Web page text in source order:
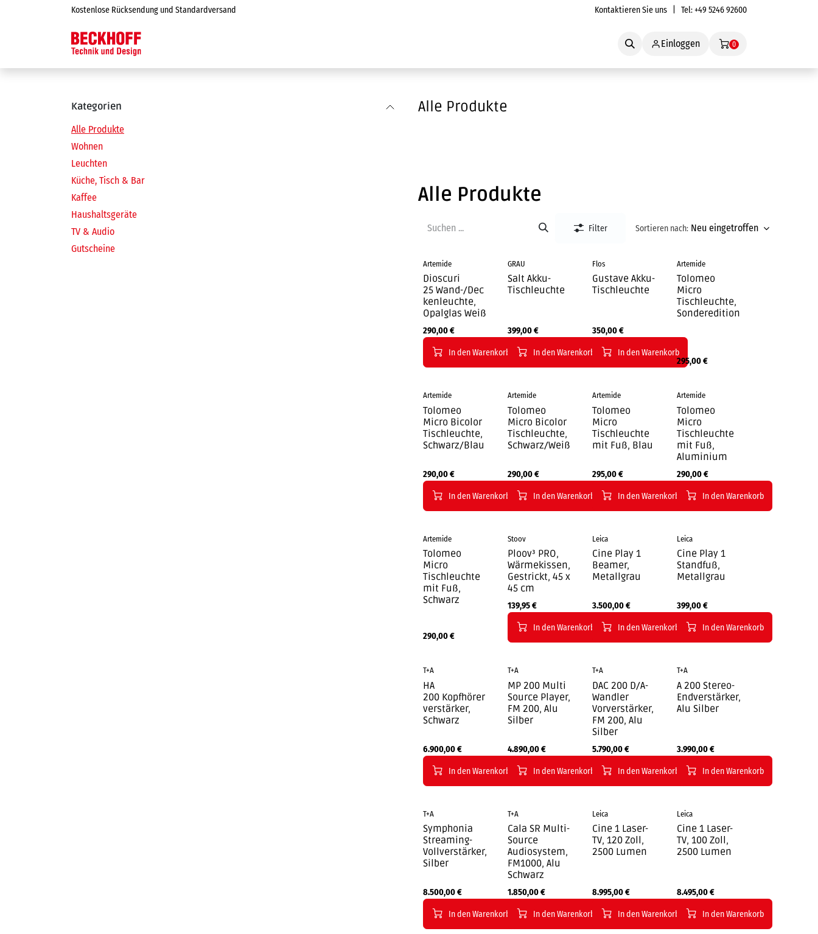
Zum Inhalt springenKostenlose Rücksendung und Standardversand Kontaktieren Sie uns | Tel:+49 5246 92600
Einloggen 0
Kategorien
Alle Produkte
Wohnen
Leuchten
Küche, Tisch & Bar
Kaffee
Haushaltsgeräte
TV & Audio
Gutscheine
Alle Produkte
Alle Produkte
Sortieren nach: Neu eingetroffen
Filter
Artemide
Dioscuri
25 Wand-/Dec
kenleuchte,
Opalglas Weiß
290,00€
In den Warenkorb
GRAU
Salt Akku-
Tischleuchte
399,00€
In den Warenkorb
Flos
Gustave Akku-
Tischleuchte
350,00€
In den Warenkorb
Artemide
Tolomeo
Micro
Tischleuchte,
Sonderedition
295,00€
Artemide
Tolomeo
Micro Bicolor
Tischleuchte,
Schwarz/Blau
290,00€
In den Warenkorb
Artemide
Tolomeo
Micro Bicolor
Tischleuchte,
Schwarz/Weiß
290,00€
In den Warenkorb
Artemide
Tolomeo
Micro
Tischleuchte
mit Fuß, Blau
295,00€
In den Warenkorb
Artemide
Tolomeo
Micro
Tischleuchte
mit Fuß,
Aluminium
290,00€
In den Warenkorb
Artemide
Tolomeo
Micro
Tischleuchte
mit Fuß,
Schwarz
290,00€
Stoov
Ploov³ PRO,
Wärmekissen,
Gestrickt, 45 x
45 cm
139,95€
In den Warenkorb
Leica
Cine Play 1
Beamer,
Metallgrau
3.500,00€
In den Warenkorb
Leica
Cine Play 1
Standfuß,
Metallgrau
399,00€
In den Warenkorb
T+A
HA
200 Kopfhörer
verstärker,
Schwarz
6.900,00€
In den Warenkorb
T+A
MP 200 Multi
Source Player,
FM 200, Alu
Silber
4.890,00€
In den Warenkorb
T+A
DAC 200 D/A-
Wandler
Vorverstärker,
FM 200, Alu
Silber
5.790,00€
In den Warenkorb
T+A
A 200 Stereo-
Endverstärker,
Alu Silber
3.990,00€
In den Warenkorb
T+A
Symphonia
Streaming-
Vollverstärker,
Silber
8.500,00€
In den Warenkorb
T+A
Cala SR Multi-
Source
Audiosystem,
FM1000, Alu
Schwarz
1.850,00€
In den Warenkorb
Leica
Cine 1 Laser-
TV, 120 Zoll,
2500 Lumen
8.995,00€
In den Warenkorb
Leica
Cine 1 Laser-
TV, 100 Zoll,
2500 Lumen
8.495,00€
In den Warenkorb